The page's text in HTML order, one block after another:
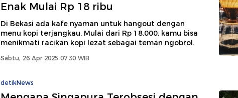
Enak Mulai Rp 18 ribu
Di Bekasi ada kafe nyaman untuk hangout dengan
menu kopi terjangkau. Mulai dari Rp 18.000, kamu bisa
menikmati racikan kopi lezat sebagai teman ngobrol.
Sabtu, 26 Apr 2025 07:30 WIB
detikNews